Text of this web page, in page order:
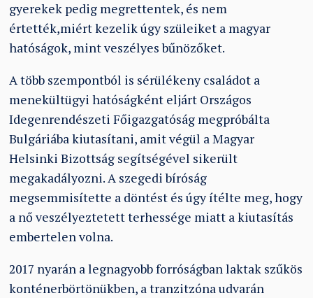
gyerekek pedig megrettentek, és nem
értették,miért kezelik úgy szüleiket a magyar
hatóságok, mint veszélyes bűnözőket.
A több szempontból is sérülékeny családot a
menekültügyi hatóságként eljárt Országos
Idegenrendészeti Főigazgatóság megpróbálta
Bulgáriába kiutasítani, amit végül a Magyar
Helsinki Bizottság segítségével sikerült
megakadályozni. A szegedi bíróság
megsemmisítette a döntést és úgy ítélte meg, hogy
a nő veszélyeztetett terhessége miatt a kiutasítás
embertelen volna.
2017 nyarán a legnagyobb forróságban laktak szűkös
konténerbörtönükben, a tranzitzóna udvarán